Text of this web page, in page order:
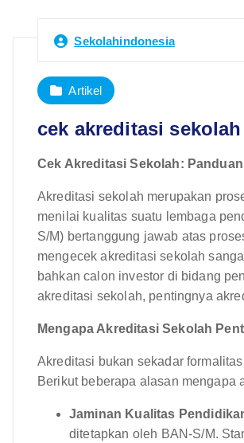
Sekolahindonesia
Artikel
cek akreditasi sekolah
Cek Akreditasi Sekolah:
Akreditasi sekolah merupakan
menilai kualitas suatu lembaga
S/M) bertanggung jawab atas
mengecek akreditasi sekolah
bahkan calon investor di bidang
akreditasi sekolah, pentingnya
Mengapa Akreditasi Sekolah
Akreditasi bukan sekadar
Berikut beberapa alasan mengapa
Jaminan Kualitas
ditetapkan oleh BAN-S/M.